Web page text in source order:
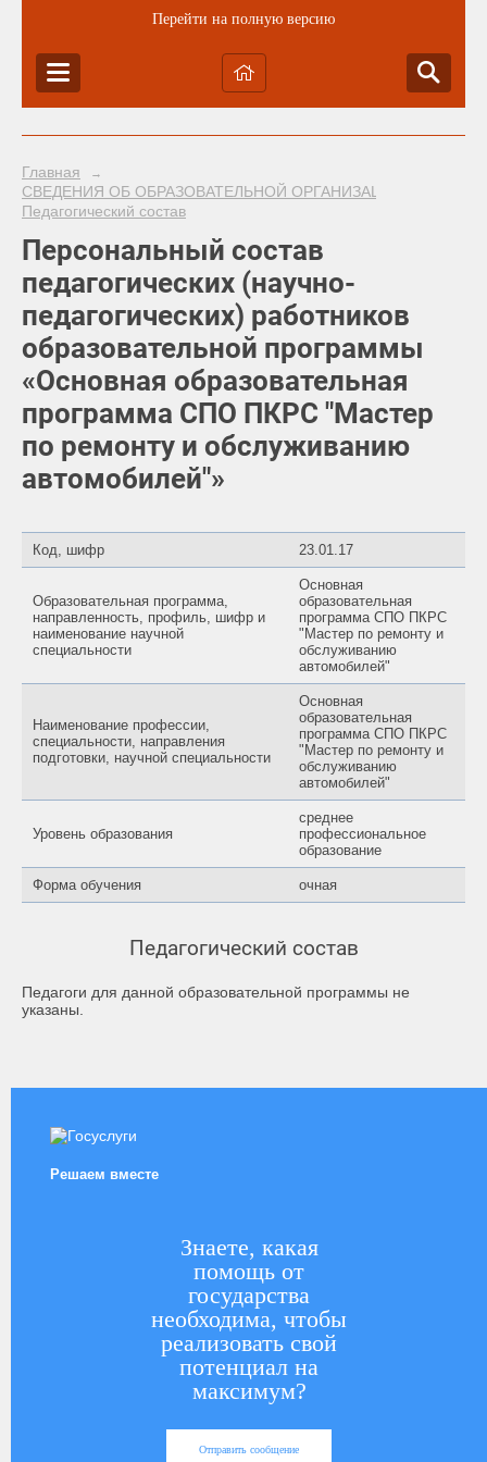
Перейти на полную версию
Главная →
СВЕДЕНИЯ ОБ ОБРАЗОВАТЕЛЬНОЙ ОРГАНИЗАЦИИ
Педагогический состав
Персональный состав
педагогических (научно-
педагогических) работников
образовательной программы
«Основная образовательная
программа СПО ПКРС "Мастер
по ремонту и обслуживанию
автомобилей"»
Код, шифр 23.01.17
Образовательная программа,
направленность, профиль, шифр и
наименование научной
специальности
Основная
образовательная
программа СПО ПКРС
"Мастер по ремонту и
обслуживанию
автомобилей"
Наименование профессии,
специальности, направления
подготовки, научной специальности
Основная
образовательная
программа СПО ПКРС
"Мастер по ремонту и
обслуживанию
автомобилей"
Уровень образования
среднее
профессиональное
образование
Форма обучения очная
Педагогический состав
Педагоги для данной образовательной программы не
указаны.
Решаем вместе
Знаете, какая
помощь от
государства
необходима, чтобы
реализовать свой
потенциал на
максимум?
Отправить сообщение